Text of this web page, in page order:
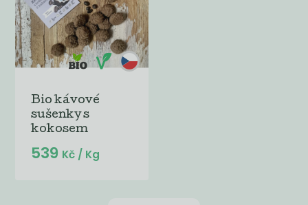
Bio kávové
sušenky s
kokosem
539 Kč / Kg